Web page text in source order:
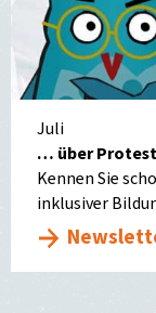
Juli
… über
Kennen Sie
inklusiver